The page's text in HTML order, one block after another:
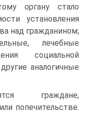
органу стало
установления
над гражданином;
лечебные
социальной
аналогичные
граждане,
попечительстве.